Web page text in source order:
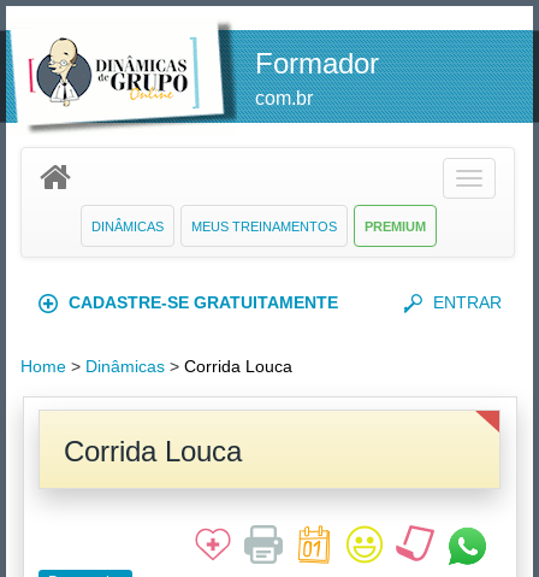
Formador
com.br
Toggle
PREMIUM
MEUS TREINAMENTOS
DINÂMICAS
CADASTRE-SE GRATUITAMENTE ENTRAR
Home > Dinâmicas > Corrida Louca
Corrida Louca